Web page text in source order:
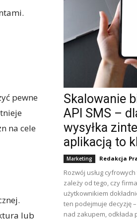
pewne
na cele
lub
Skalowanie
API SMS –
wysyłka
aplikacją to
Marketing Redakcja
Rozwój usług
zależy od tego, czy
użytkownikiem
ten podejmuje decyzję
nad zakupem, odkłada